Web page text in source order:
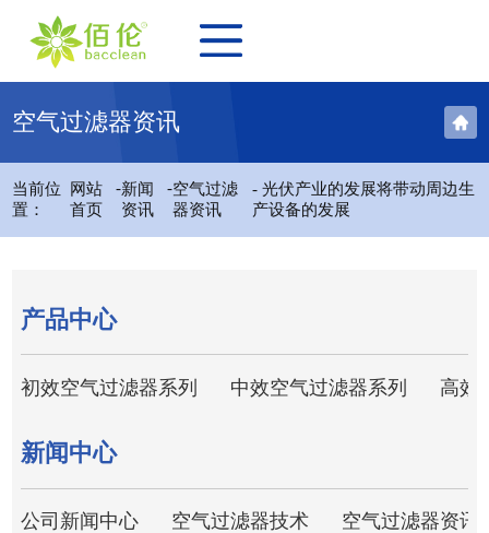
空气过滤器资讯
当前位
置：
网站
首页
-新闻
资讯
-空气过滤
器资讯
- 光伏产业的发展将带动周边生
产设备的发展
产品中心
初效空气过滤器系列 中效空气过滤器系列 高效
新闻中心
公司新闻中心 空气过滤器技术 空气过滤器资讯